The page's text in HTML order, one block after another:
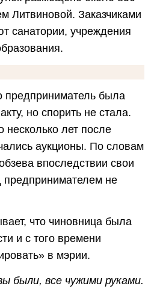
Литвиновой. Заказчиками
санатории, учреждения
предприниматель была
но спорить не стала.
лет после
аукционы. По словам
впоследствии свои
предпринимателем не
что чиновница была
и с того времени
в мэрии.
были, все чужими руками.